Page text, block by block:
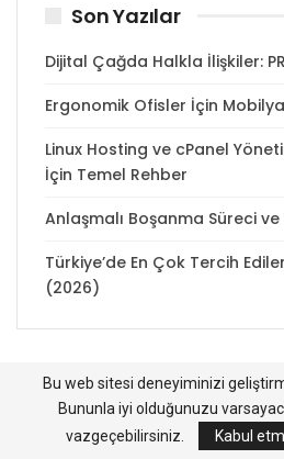
Son Yazılar
Dijital Çağda Halkla İlişkiler:
Ergonomik Ofisler İçin
Linux Hosting ve cPanel
İçin Temel Rehber
Anlaşmalı Boşanma Süreci
Türkiye’de En Çok Tercih
(2026)
© 2011-2023 Teknoloji ve Nasıl Yapılır
gramtakipci.com.tr|Tiktok
Bu web sitesi deneyiminizi
Bununla iyi olduğunuzu
vazgeçebilirsiniz.
Kabul